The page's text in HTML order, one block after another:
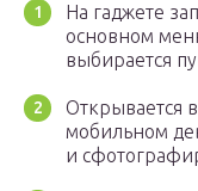
На гаджете
основном
выбирается
Открывается
мобильном
и